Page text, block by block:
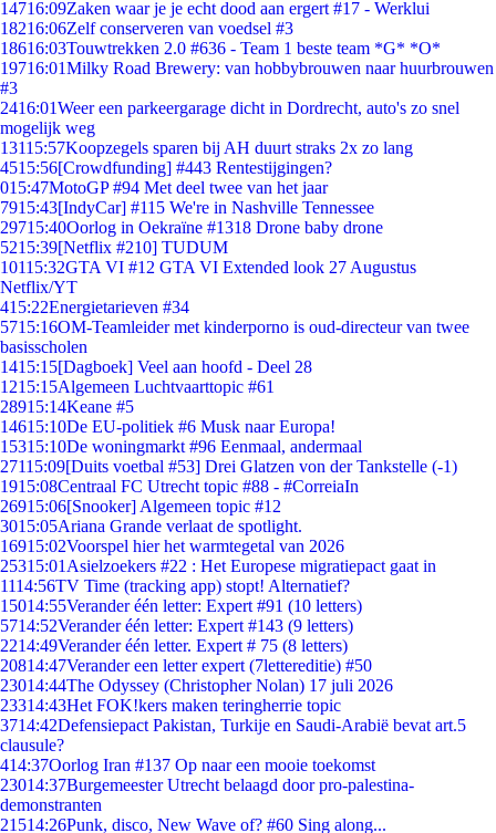
14716:09Zaken waar je je echt dood aan ergert #17 - Werklui
18216:06Zelf conserveren van voedsel #3
18616:03Touwtrekken 2.0 #636 - Team 1 beste team *G* *O*
19716:01Milky Road Brewery: van hobbybrouwen naar huurbrouwen
#3
2416:01Weer een parkeergarage dicht in Dordrecht, auto's zo snel
mogelijk weg
13115:57Koopzegels sparen bij AH duurt straks 2x zo lang
4515:56[Crowdfunding] #443 Rentestijgingen?
015:47MotoGP #94 Met deel twee van het jaar
7915:43[IndyCar] #115 We're in Nashville Tennessee
29715:40Oorlog in Oekraïne #1318 Drone baby drone
5215:39[Netflix #210] TUDUM
10115:32GTA VI #12 GTA VI Extended look 27 Augustus
Netflix/YT
415:22Energietarieven #34
5715:16OM-Teamleider met kinderporno is oud-directeur van twee
basisscholen
1415:15[Dagboek] Veel aan hoofd - Deel 28
1215:15Algemeen Luchtvaarttopic #61
28915:14Keane #5
14615:10De EU-politiek #6 Musk naar Europa!
15315:10De woningmarkt #96 Eenmaal, andermaal
27115:09[Duits voetbal #53] Drei Glatzen von der Tankstelle (-1)
1915:08Centraal FC Utrecht topic #88 - #CorreiaIn
26915:06[Snooker] Algemeen topic #12
3015:05Ariana Grande verlaat de spotlight.
16915:02Voorspel hier het warmtegetal van 2026
25315:01 Asielzoekers #22 : Het Europese migratiepact gaat in
1114:56TV Time (tracking app) stopt! Alternatief?
15014:55Verander één letter: Expert #91 (10 letters)
5714:52Verander één letter: Expert #143 (9 letters)
2214:49Verander één letter. Expert # 75 (8 letters)
20814:47Verander een letter expert (7lettereditie) #50
23014:44The Odyssey (Christopher Nolan) 17 juli 2026
23314:43Het FOK!kers maken teringherrie topic
3714:42Defensiepact Pakistan, Turkije en Saudi-Arabië bevat art.5
clausule?
414:37Oorlog Iran #137 Op naar een mooie toekomst
23014:37Burgemeester Utrecht belaagd door pro-palestina-
demonstranten
21514:26Punk, disco, New Wave of? #60 Sing along...